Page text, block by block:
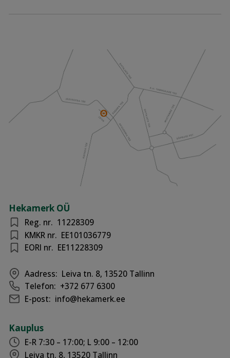
Hekamerk OÜ
Reg. nr. 11228309
KMKR nr. EE101036779
EORI nr. EE11228309
Aadress: Leiva tn. 8, 13520 Tallinn
Telefon: +372 677 6300
E-post: info@hekamerk.ee
Kauplus
E-R 7:30 – 17:00; L 9:00 – 12:00
Leiva tn. 8, 13520 Tallinn